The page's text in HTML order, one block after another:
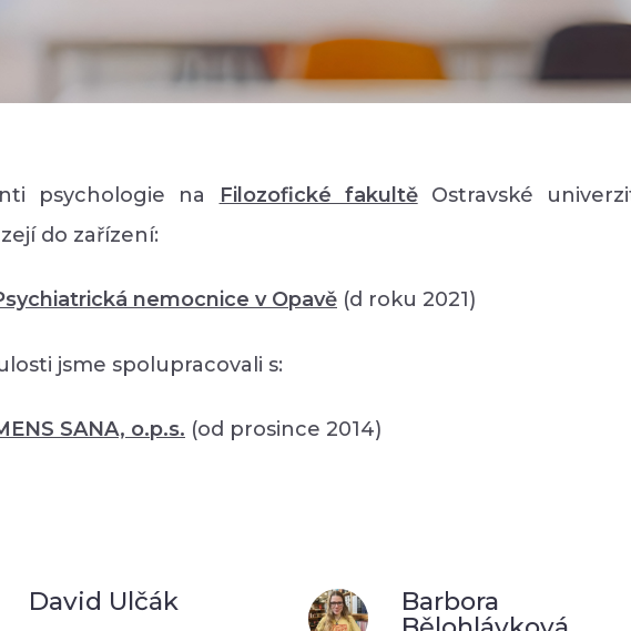
psychologie na Filozofické fakultěOstravské
do zařízení:
nemocnice v Opavě (d roku 2021)
jsme spolupracovali s:
SANA, o.p.s. (od prosince 2014)
David Ulčák
Barbora